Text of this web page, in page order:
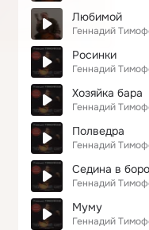
Любимой
Геннадий
Росинки
Геннадий
Хозяйка бара
Геннадий
Полведра
Геннадий
Седина в
Геннадий
Муму
Геннадий